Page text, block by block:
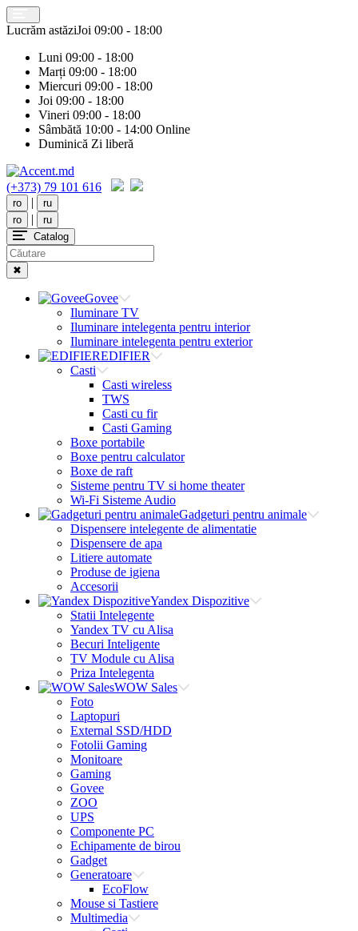
Lucrăm astăziJoi 09:00 - 18:00
Luni 09:00 - 18:00
Marți 09:00 - 18:00
Miercuri 09:00 - 18:00
Joi 09:00 - 18:00
Vineri 09:00 - 18:00
Sâmbătă 10:00 - 14:00 Online
Duminică Zi liberă
(+373) 79 101 616
ro |
ru
ro
|
ru
Catalog
✖
Govee
Iluminare TV
Iluminare intelegenta pentru interior
Iluminare intelegenta pentru exterior
EDIFIER
Casti
Casti wireless
TWS
Casti cu fir
Casti Gaming
Boxe portabile
Boxe pentru calculator
Boxe de raft
Sisteme pentru TV si home theater
Wi-Fi Sisteme Audio
Gadgeturi pentru animale
Dispensere intelegente de alimentatie
Dispensere de apa
Litiere automate
Produse de igiena
Accesorii
Yandex Dispozitive
Statii Intelegente
Yandex TV cu Alisa
Becuri Inteligente
TV Module cu Alisa
Priza Intelegenta
WOW Sales
Foto
Laptopuri
External SSD/HDD
Fotolii Gaming
Monitoare
Gaming
Govee
ZOO
UPS
Componente PC
Echipamente de birou
Gadget
Generatoare
EcoFlow
Mouse si Tastiere
Multimedia